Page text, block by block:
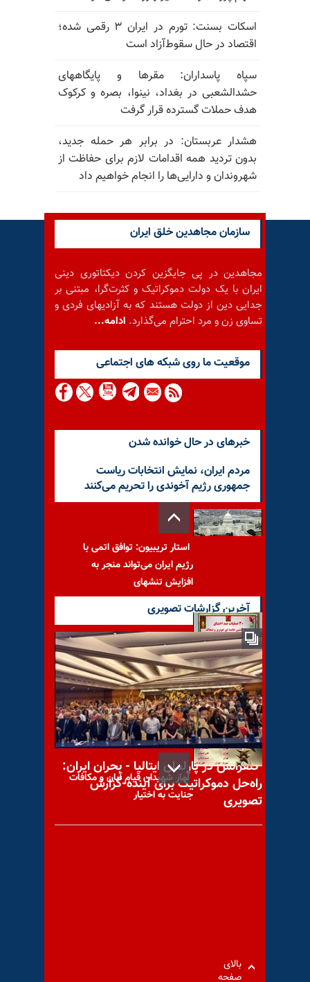
اسکات بسنت: تورم در ایران ۳ رقمی شده؛
اقتصاد در حال سقوط‌آزاد است
سپاه پاسداران: مقرها و پایگاههای
حشدالشعبی در بغداد، نینوا، بصره و کرکوک
هدف حملات گسترده قرار گرفت
هشدار عربستان: در برابر هر حمله جدید،
بدون تردید همه اقدامات لازم برای حفاظت از
شهروندان و دارایی‌ها را انجام خواهیم داد
سازمان مجاهدین خلق ایران
مجاهدین در پی جایگزین کردن دیکتاتوری دینی
ایران با یک دولت دموکراتیک و کثرت‌گرا، مبتنی بر
جدایی دین از دولت هستند که به آزادیهای فردی و
تساوی زن و مرد احترام می‌گذارد. ادامه...
موقعيت ما روى شبكه هاى اجتماعى
خبرهای در حال خوانده شدن
مردم ایران، نمایش انتخابات ریاست
جمهوری رژیم آخوندی را تحریم می‌کنند
استار تریبیون: توافق اتمی با
رژیم ایران می‌تواند منجر به
افزایش تنشهای
۳۰ عملیات ضداختناق بدرقهٔ
آتشین خامنه‌ای خون‌ریز و
ضحاک + ویدئو
آمار شهیدان قیام آبان و مکافات
جنایت به اختیار
آخرین گزارشات تصویری
کنفرانس در پارلمان ایتالیا - بحران ایران:
راه‌حل دموکراتیک برای آینده-گزارش
تصویری
بالای
صفحه